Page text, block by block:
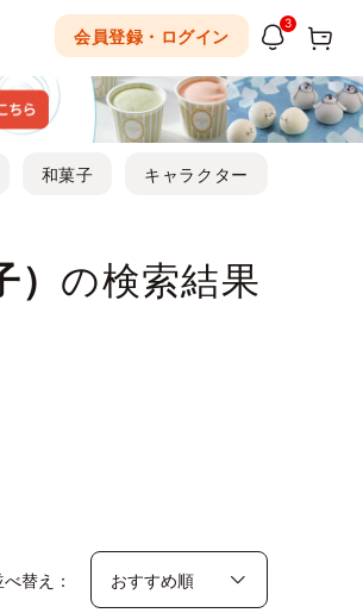
会員登録・ログイン
3
和菓子 キャラクター
の検索結果
べ替え：